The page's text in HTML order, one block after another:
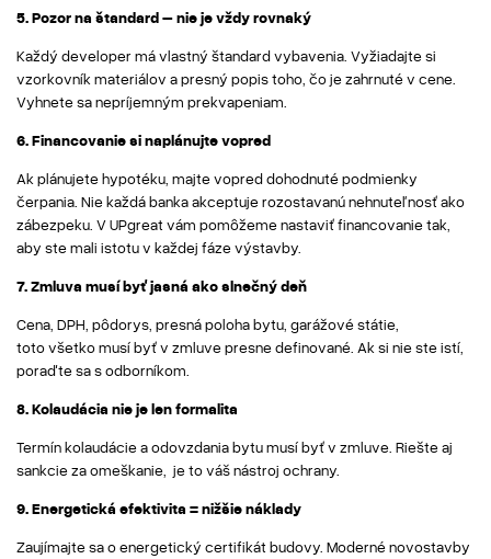
5. Pozor na štandard – nie je vždy rovnaký
Každý developer má vlastný štandard vybavenia. Vyžiadajte si
vzorkovník materiálov a presný popis toho, čo je zahrnuté v cene.
Vyhnete sa nepríjemným prekvapeniam.
6. Financovanie si naplánujte vopred
Ak plánujete hypotéku, majte vopred dohodnuté podmienky
čerpania. Nie každá banka akceptuje rozostavanú nehnuteľnosť ako
zábezpeku. V UPgreat vám pomôžeme nastaviť financovanie tak,
aby ste mali istotu v každej fáze výstavby.
7. Zmluva musí byť jasná ako slnečný deň
Cena, DPH, pôdorys, presná poloha bytu, garážové státie,
toto všetko musí byť v zmluve presne definované. Ak si nie ste istí,
poraďte sa s odborníkom.
8. Kolaudácia nie je len formalita
Termín kolaudácie a odovzdania bytu musí byť v zmluve. Riešte aj
sankcie za omeškanie, je to váš nástroj ochrany.
9. Energetická efektivita = nižšie náklady
Zaujímajte sa o energetický certifikát budovy. Moderné novostavby